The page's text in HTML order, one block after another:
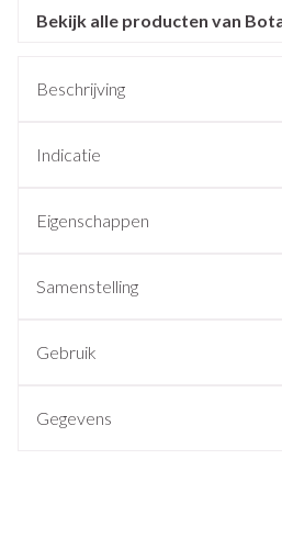
Bekijk alle producten van
Beschrijving
Indicatie
Eigenschappen
Samenstelling
Gebruik
Gegevens